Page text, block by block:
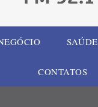
SAÚDE
CONTATOS